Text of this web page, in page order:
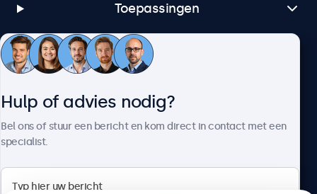
Toepassingen
Klantenservice
Hulp of advies nodig?
Bel ons of stuur een bericht en kom direct in contact met een
specialist.